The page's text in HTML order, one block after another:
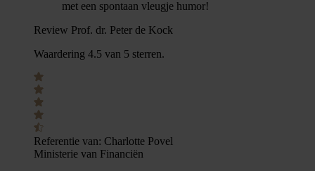
met een spontaan vleugje humor!
Review Prof. dr. Peter de Kock
Waardering 4.5 van 5 sterren.
Referentie van: Charlotte Povel
Ministerie van Financiën